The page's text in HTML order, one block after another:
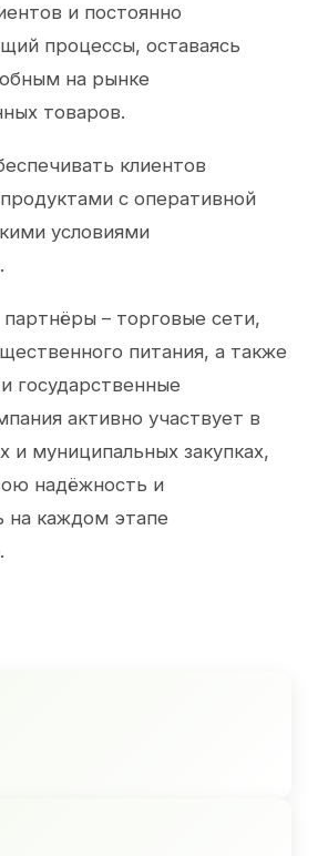
и постоянно
процессы, оставаясь
на рынке
товаров.
клиентов
с оперативной
условиями
– торговые сети,
питания, а также
государственные
активно участвует в
и муниципальных закупках,
надёжность и
на каждом этапе